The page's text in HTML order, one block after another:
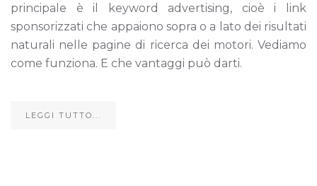
principale è il keyword advertising, cioè i link
sponsorizzati che appaiono sopra o a lato dei risultati
naturali nelle pagine di ricerca dei motori. Vediamo
come funziona. E che vantaggi può darti.
LEGGI TUTTO...